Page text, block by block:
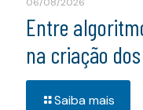
Entre
na criação
Saiba mais